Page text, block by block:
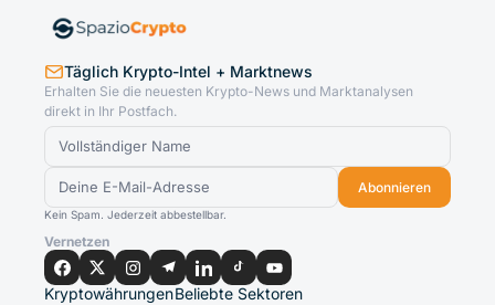
Täglich Krypto-Intel + Marktnews
Erhalten Sie die neuesten Krypto-News und Marktanalysen
direkt in Ihr Postfach.
Abonnieren
Kein Spam. Jederzeit abbestellbar.
Vernetzen
KryptowährungenBeliebte Sektoren